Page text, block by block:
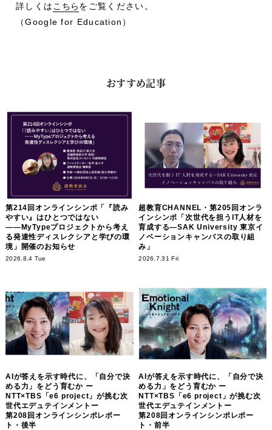
詳しくは こちらをご覧ください。
（Google for Education）
おすすめ記事
第214回オンラインシンポ「『読み
やすい』はひとつではない
――MyTypeプロジェクトから考え
る発達性ディスレクシアと学びの環
境」開催のお知らせ
2026.8.4 Tue
超教育CHANNEL・第205回オンラ
インシンポ「次世代を担うIT人材を
育成する―SAK University 東京イ
ノベーションキャンパスの取り組
み」
2026.7.31 Fri
AIが答えを示す時代に、「自分で決
める力」をどう育むか ー
NTT×TBS「e6 project」が挑む次
世代エデュテインメントー
第208回オンラインシンポレポー
ト・後半
AIが答えを示す時代に、「自分で決
める力」をどう育むか ー
NTT×TBS「e6 project」が挑む次
世代エデュテインメントー
第208回オンラインシンポレポー
ト・前半